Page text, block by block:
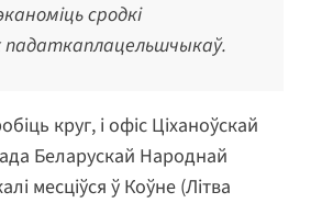
сродкі
падаткаплацельшчыкаў.
круг, і офіс Ціханоўскай
Беларускай Народнай
месціўся ў Коўне (Літва